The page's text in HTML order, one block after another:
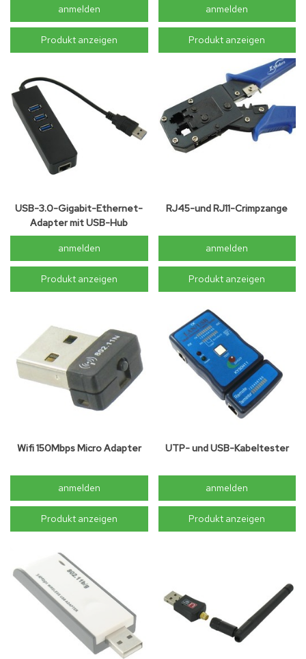
anmelden
Produkt anzeigen
anmelden
Produkt anzeigen
USB-3.0-Gigabit-Ethernet-
Adapter mit USB-Hub
anmelden
Produkt anzeigen
RJ45-und RJ11-Crimpzange
anmelden
Produkt anzeigen
Wifi 150Mbps Micro Adapter
anmelden
Produkt anzeigen
UTP- und USB-Kabeltester
anmelden
Produkt anzeigen